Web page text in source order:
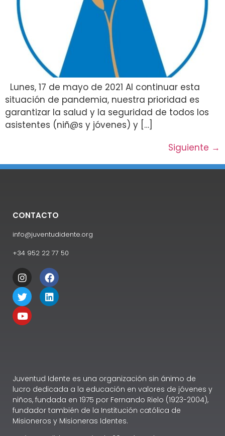
Lunes, 17 de mayo de 2021 Al continuar esta
situación de pandemia, nuestra prioridad es
garantizar la salud y la seguridad de todos los
asistentes (niñ@s y jóvenes) y […]
Siguiente →
CONTACTO
info@juventudidente.org
+34 952 22 77 50
Juventud Idente es una organización sin ánimo de
lucro dedicada a la educación en valores de jóvenes y
niños, fundada en 1975 por Fernando Rielo (1923-2004),
fundador también de la Institución católica de
Misioneros y Misioneras Identes.